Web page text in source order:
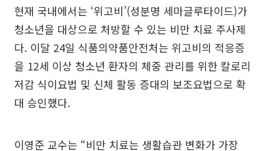
현재 국내에서는 ‘위고비’(성분명 세마글루타이드)가
청소년을 대상으로 처방할 수 있는 비만 치료 주사제
다. 이달 24일 식품의약품안전처는 위고비의 적응증
을 12세 이상 청소년 환자의 체중 관리를 위한 칼로리
저감 식이요법 및 신체 활동 증대의 보조요법으로 확
대 승인했다.
이영준 교수는 “비만 치료는 생활습관 변화가 가장